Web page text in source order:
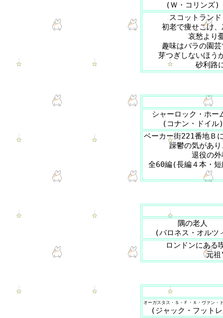
(Ｗ・コリンズ)
スコットラン
初老で痩せこけ
哀愁より
趣味はバラの園
芽つぎしないほう
砂利路
シャーロック・ホー
(コナン・ドイル)
ベーカー街221番地Ｂ
躁鬱の気があ
退役の
全60編(長編４本・
隅の老人
(バロネス・オルツ
ロンドンにある
元
オーガスタス・Ｓ・Ｆ・Ｘ・ヴァン・
(ジャック・フット